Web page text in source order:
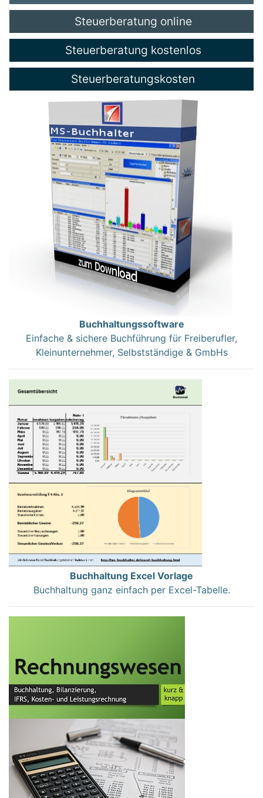
Steuerberatung online
Steuerberatung kostenlos
Steuerberatungskosten
Buchhaltungssoftware
Einfache & sichere Buchführung für Freiberufler,
Kleinunternehmer, Selbstständige & GmbHs
Buchhaltung Excel Vorlage
Buchhaltung ganz einfach per Excel-Tabelle.